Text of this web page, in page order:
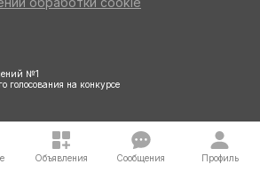
№1
голосования на конкурсе
Объявления Сообщения Профиль